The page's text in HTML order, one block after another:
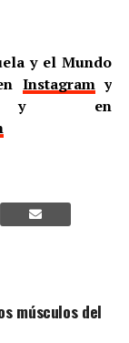
y el Mundo
Instagramy
en
músculos del